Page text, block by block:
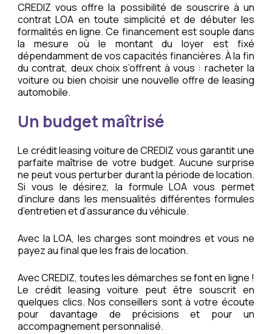
CREDIZ vous offre la possibilité de souscrire à un
contrat LOA en toute simplicité et de débuter les
formalités en ligne. Ce financement est souple dans
la mesure où le montant du loyer est fixé
dépendamment de vos capacités financières. À la fin
du contrat, deux choix s’offrent à vous : racheter la
voiture ou bien choisir une nouvelle offre de leasing
automobile.
Un budget maîtrisé
Le crédit leasing voiture de CREDIZ vous garantit une
parfaite maîtrise de votre budget. Aucune surprise
ne peut vous perturber durant la période de location.
Si vous le désirez, la formule LOA vous permet
d’inclure dans les mensualités différentes formules
d’entretien et d’assurance du véhicule.
Avec la LOA, les charges sont moindres et vous ne
payez au final que les frais de location.
Avec CREDIZ, toutes les démarches se font en ligne !
Le crédit leasing voiture peut être souscrit en
quelques clics. Nos conseillers sont à votre écoute
pour davantage de précisions et pour un
accompagnement personnalisé.